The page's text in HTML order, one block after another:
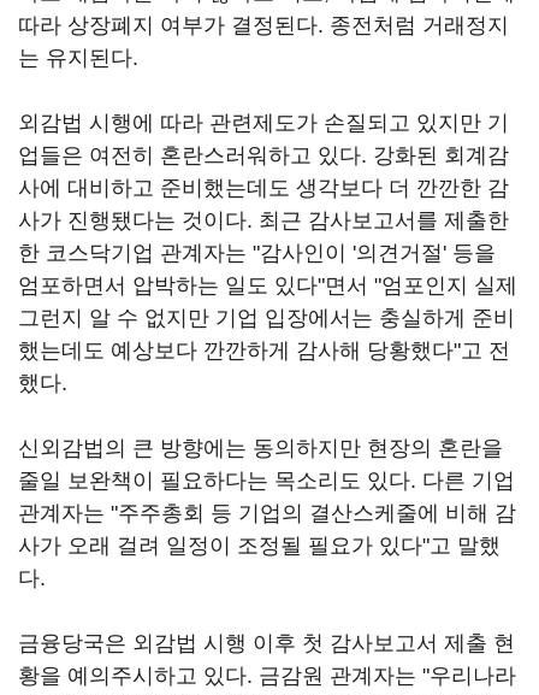
따라 상장폐지 여부가 결정된다. 종전처럼 거래정지
는 유지된다.
외감법 시행에 따라 관련제도가 손질되고 있지만 기
업들은 여전히 혼란스러워하고 있다. 강화된 회계감
사에 대비하고 준비했는데도 생각보다 더 깐깐한 감
사가 진행됐다는 것이다. 최근 감사보고서를 제출한
한 코스닥기업 관계자는 "감사인이 '의견거절' 등을
엄포하면서 압박하는 일도 있다"면서 "엄포인지 실제
그런지 알 수 없지만 기업 입장에서는 충실하게 준비
했는데도 예상보다 깐깐하게 감사해 당황했다"고 전
했다.
신외감법의 큰 방향에는 동의하지만 현장의 혼란을
줄일 보완책이 필요하다는 목소리도 있다. 다른 기업
관계자는 "주주총회 등 기업의 결산스케줄에 비해 감
사가 오래 걸려 일정이 조정될 필요가 있다"고 말했
다.
금융당국은 외감법 시행 이후 첫 감사보고서 제출 현
황을 예의주시하고 있다. 금감원 관계자는 "우리나라